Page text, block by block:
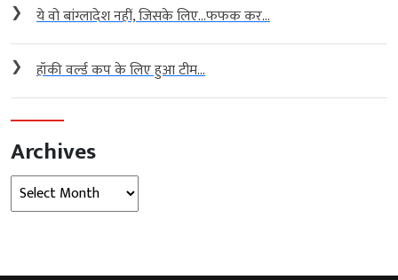
❯ ये वो बांग्लादेश नहीं, जिसके लिए…फफक कर...
❯ हॉकी वर्ल्ड कप के लिए हुआ टीम...
Archives
Archives